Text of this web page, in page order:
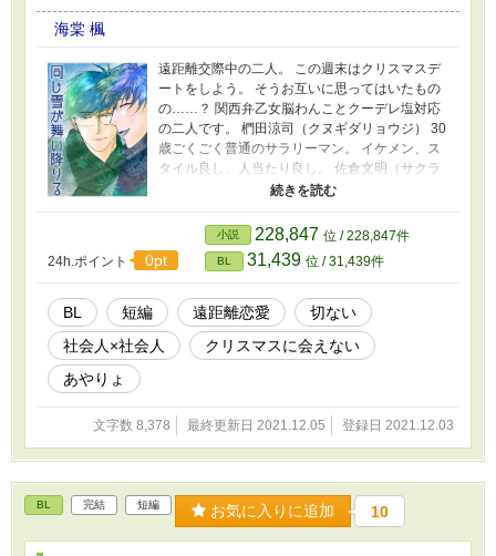
海棠 楓
遠距離交際中の二人。 この週末はクリスマスデ
ートをしよう。 そうお互いに思ってはいたもの
の……？ 関西弁乙女脳わんことクーデレ塩対応
の二人です。 椚田涼司（クヌギダリョウジ） 30
歳ごくごく普通のサラリーマン。 イケメン、ス
タイル良し、人当たり良し。 佐倉文明（サクラ
アヤメ） 38歳リゾートホテル副支配人。 仕事は
完璧だが私生活は適当、出不精・筆不精・恋愛
24h.ポイント 0pt
小説 228,847 位 / 228,847件
BL 31,439 位 / 31,439件
BL 短編 遠距離恋愛
切ない
社会人×社会人
クリスマスに会えない
あやりょ
文字数 8,378 最終更新日 2021.12.05 登録日 2021.12.03
BL 完結 短編 お気に入りに追加 10